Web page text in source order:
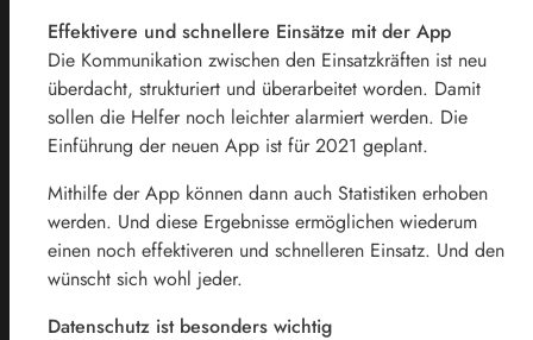
Effektivere und schnellere Einsätze mit der App
Die Kommunikation zwischen den Einsatzkräften ist neu
überdacht, strukturiert und überarbeitet worden. Damit
sollen die Helfer noch leichter alarmiert werden. Die
Einführung der neuen App ist für 2021 geplant.
Mithilfe der App können dann auch Statistiken erhoben
werden. Und diese Ergebnisse ermöglichen wiederum
einen noch effektiveren und schnelleren Einsatz. Und den
wünscht sich wohl jeder.
Datenschutz ist besonders wichtig